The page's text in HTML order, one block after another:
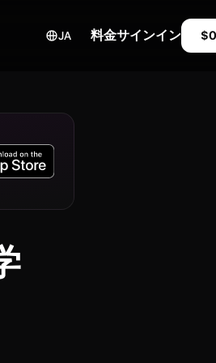
JA 料金サインイン